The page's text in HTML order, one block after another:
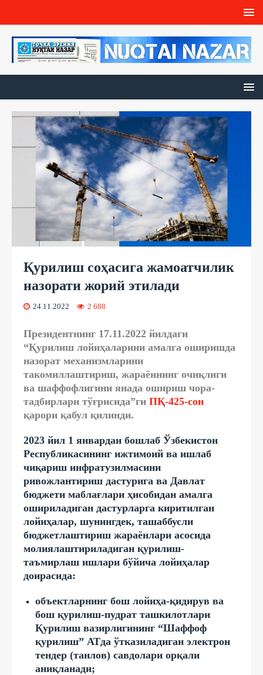
Қурилиш соҳасига жамоатчилик
назорати жорий этилади
24.11.2022 2 688
Президентнинг 17.11.2022 йилдаги
“Қурилиш лойиҳаларини амалга оширишда
назорат механизмларини
такомиллаштириш, жараённинг очиқлиги
ва шаффофлигини янада ошириш чора-
тадбирлари тўғрисида”ги ПҚ-425-сон
қарори қабул қилинди.
2023 йил 1 январдан бошлаб Ўзбекистон
Республикасининг ижтимоий ва ишлаб
чиқариш инфратузилмасини
ривожлантириш дастурига ва Давлат
бюджети маблағлари ҳисобидан амалга
ошириладиган дастурларга киритилган
лойиҳалар, шунингдек, ташаббусли
бюджетлаштириш жараёнлари асосида
молиялаштириладиган қурилиш-
таъмирлаш ишлари бўйича лойиҳалар
доирасида:
объектларнинг бош лойиҳа-қидирув ва
бош қурилиш-пудрат ташкилотлари
Қурилиш вазирлигининг “Шаффоф
қурилиш” АТда ўтказиладиган электрон
тендер (танлов) савдолари орқали
аниқланади;